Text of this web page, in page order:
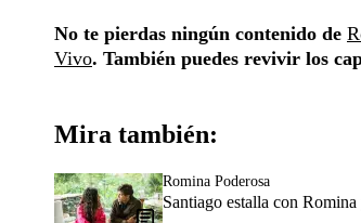
No te pierdas ningún contenido de
Vivo. También puedes revivir los
Mira también:
Romina Poderosa
Santiago estalla con